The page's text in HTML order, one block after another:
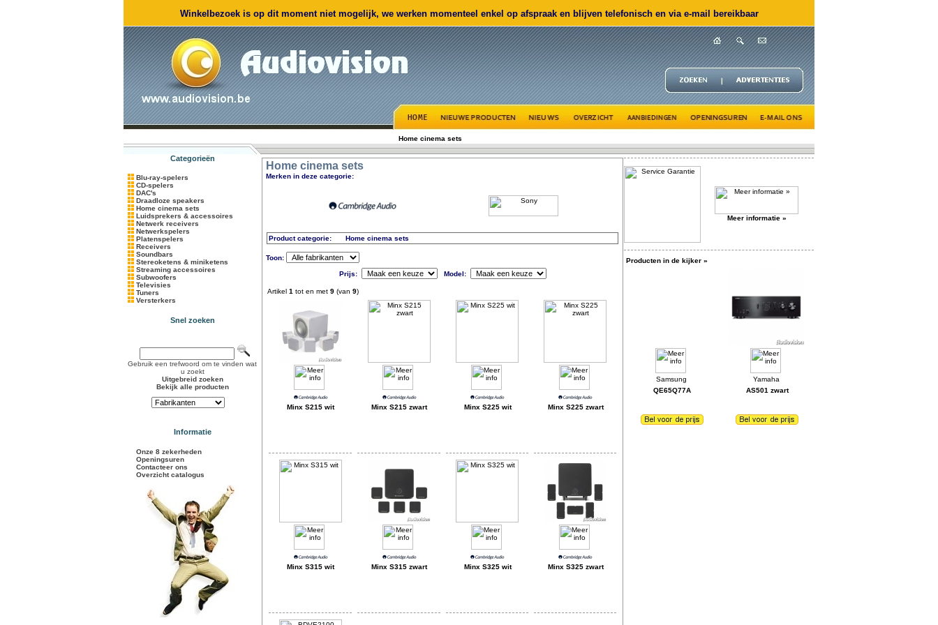
Winkelbezoek is op dit moment niet mogelijk, we werken momenteel enkel op afspraak en blijven telefonisch en via e-mail bereikbaar
Home cinema sets
Categorieën
Blu-ray-spelers
CD-spelers
DAC's
Draadloze speakers
Home cinema sets
Luidsprekers & accessoires
Netwerk receivers
Netwerkspelers
Platenspelers
Receivers
Soundbars
Stereoketens & miniketens
Streaming accessoires
Subwoofers
Televisies
Tuners
Versterkers
Snel zoeken
Gebruik een trefwoord om te vinden wat
u zoekt
Uitgebreid zoeken
Bekijk alle producten
Informatie
Onze 8 zekerheden
Openingsuren
Contacteer ons
Overzicht catalogus
Home cinema sets
Merken in deze categorie:
Product categorie: Home cinema sets
Toon:
Prijs: Model:
Artikel 1 tot en met 9 (van 9)
Minx S215 wit Minx S215 zwart Minx S225 wit Minx S225 zwart
Minx S315 wit Minx S315 zwart Minx S325 wit Minx S325 zwart
Meer informatie »
Producten in de kijker »
QE65Q77A AS501 zwart